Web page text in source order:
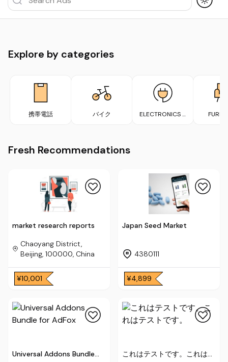
Explore by categories
携帯電話 バイク
ELECTRONICS &
Fresh Recommendations
market research reports
Chaoyang District,
Beijing, 100000, China
¥10,001
Japan Seed Market
4380111
¥4,899
Universal Addons Bundle
これはテストです。これはテ